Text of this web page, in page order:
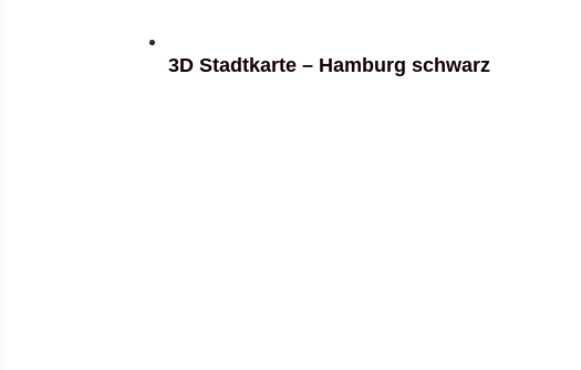
3D Stadtkarte – Hamburg schwarz